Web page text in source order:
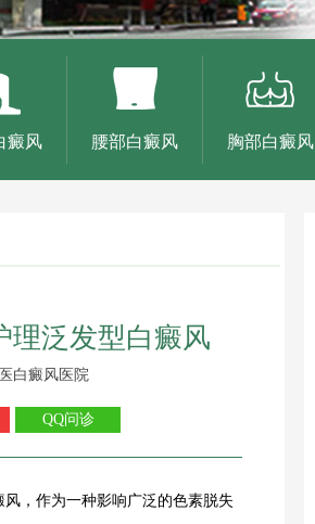
癜风 腰部白癜风 胸部白癜风
理泛发型白癜风
白癜风医院
QQ问诊
，作为一种影响广泛的色素脱失